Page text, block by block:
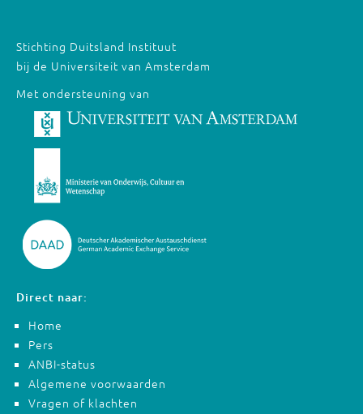
Stichting Duitsland Instituut
bij de Universiteit van Amsterdam
Met ondersteuning van
Direct naar:
Home
Pers
ANBI-status
Algemene voorwaarden
Vragen of klachten